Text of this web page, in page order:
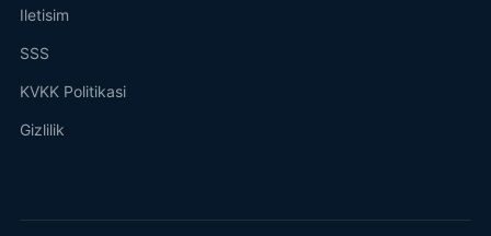
Iletisim
SSS
KVKK Politikasi
Gizlilik